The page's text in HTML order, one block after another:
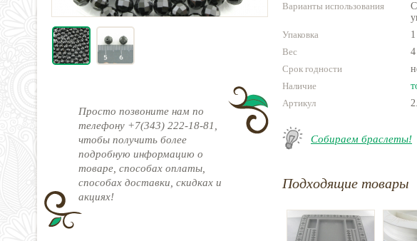
Просто позвоните нам по
телефону +7(343) 222-18-81,
чтобы получить более
подробную информацию о
товаре, способах оплаты,
способах доставки, скидках и
акциях!
Варианты использования
Упаковка
Вес
4
Срок годности
Наличие
Артикул
Собираем браслеты!
Подходящие товары